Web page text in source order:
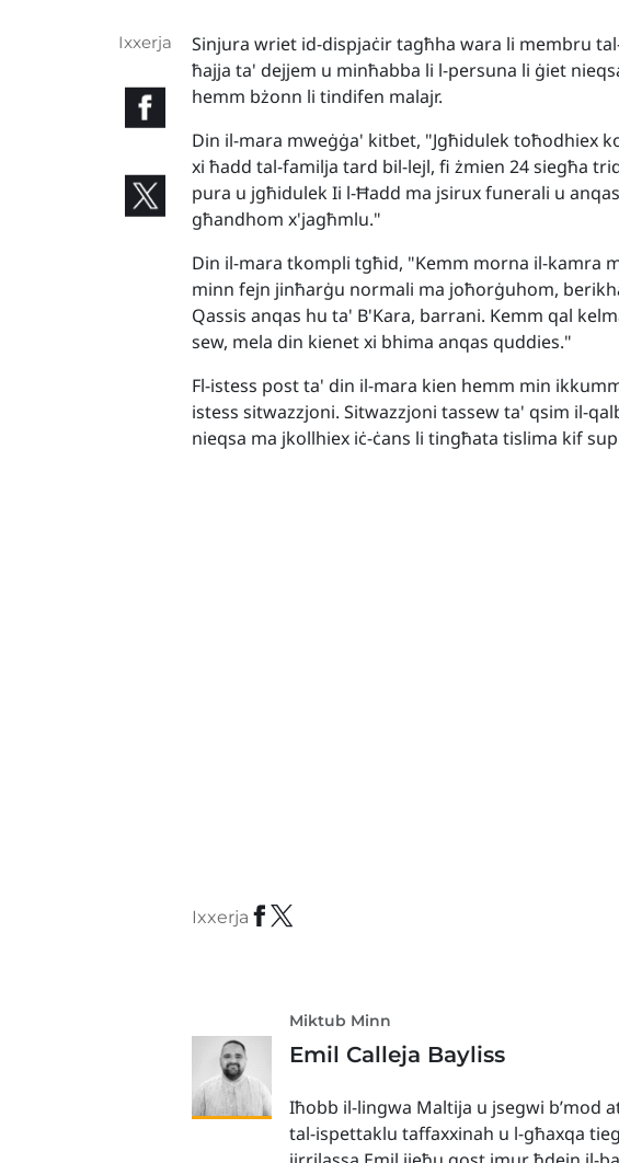
Ixxerja
Sinjura wriet id-dispjaċir tagħha wara li membru
ħajja ta' dejjem u minħabba li l-persuna li ġiet
hemm bżonn li tindifen malajr.
Din il-mara mweġġa' kitbet, "Jgħidulek toħodhiex
xi ħadd tal-familja tard bil-lejl, fi żmien 24 siegħa
pura u jgħidulek Ii l-Ħadd ma jsirux funerali u
għandhom x'jagħmlu."
Din il-mara tkompli tgħid, "Kemm morna il-kamra
minn fejn jinħarġu normali ma joħorġuhom,
Qassis anqas hu ta' B'Kara, barrani. Kemm qal
sew, mela din kienet xi bhima anqas quddies."
Fl-istess post ta' din il-mara kien hemm min
istess sitwazzjoni. Sitwazzjoni tassew ta' qsim il-
nieqsa ma jkollhiex iċ-ċans li tingħata tislima kif
Ixxerja
Miktub Minn
Emil Calleja Bayliss
Iħobb il-lingwa Maltija u jsegwi b’mod
tal-ispettaklu taffaxxinah u l-għaxqa